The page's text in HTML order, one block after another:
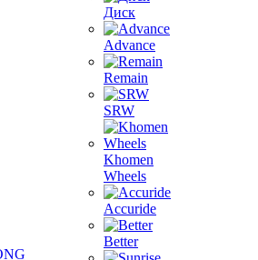
Диск
Advance
Remain
SRW
Khomen
Wheels
Accuride
Better